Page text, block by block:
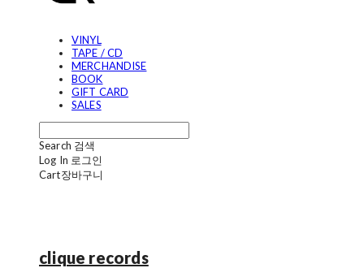
VINYL
TAPE / CD
MERCHANDISE
BOOK
GIFT CARD
SALES
Search 검색
Log In 로그인
Cart장바구니
clique records